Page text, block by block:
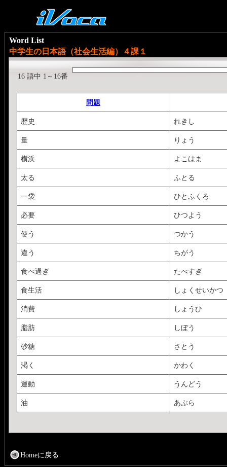
Word List
中学生の日本語（社会生活編）４課１
16 語中 1～16番
問題
歴史 れきし
量 りょう
横浜 よこはま
太る ふとる
一袋 ひとふくろ
必要 ひつよう
使う つかう
違う ちがう
食べ過ぎ たべすぎ
食生活 しょくせいかつ
消費 しょうひ
脂肪 しぼう
砂糖 さとう
渇く かわく
運動 うんどう
油 あぶら
Homeに戻る